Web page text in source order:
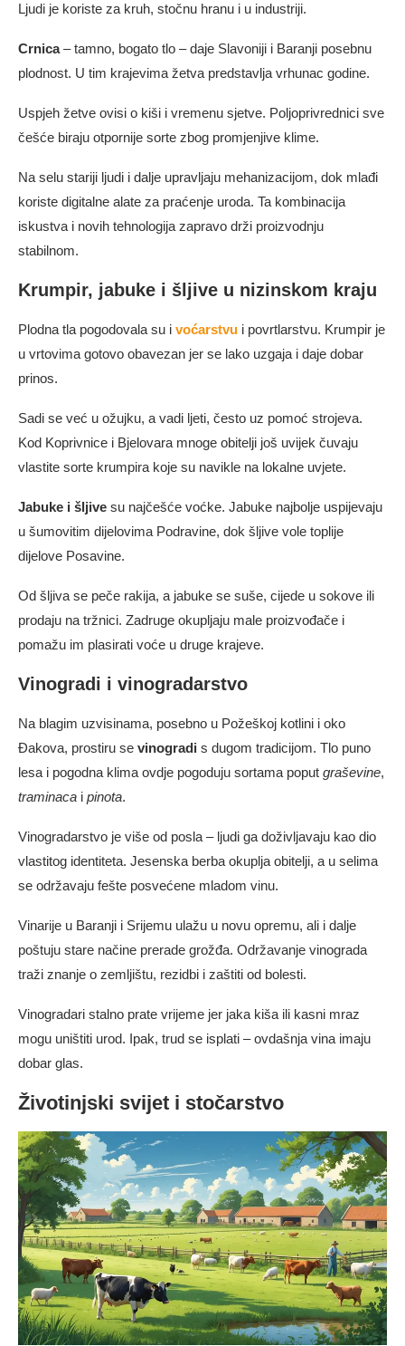
Ljudi je koriste za kruh, stočnu hranu i u industriji.
Crnica– tamno, bogato tlo – daje Slavoniji i Baranji posebnu
plodnost. U tim krajevima žetva predstavlja vrhunac godine.
Uspjeh žetve ovisi o kiši i vremenu sjetve. Poljoprivrednici sve
češće biraju otpornije sorte zbog promjenjive klime.
Na selu stariji ljudi i dalje upravljaju mehanizacijom, dok mlađi
koriste digitalne alate za praćenje uroda. Ta kombinacija
iskustva i novih tehnologija zapravo drži proizvodnju
stabilnom.
Krumpir, jabuke i šljive u nizinskom kraju
Plodna tla pogodovala su i voćarstvu i povrtlarstvu. Krumpir je
u vrtovima gotovo obavezan jer se lako uzgaja i daje dobar
prinos.
Sadi se već u ožujku, a vadi ljeti, često uz pomoć strojeva.
Kod Koprivnice i Bjelovara mnoge obitelji još uvijek čuvaju
vlastite sorte krumpira koje su navikle na lokalne uvjete.
Jabuke i šljive su najčešće voćke. Jabuke najbolje uspijevaju
u šumovitim dijelovima Podravine, dok šljive vole toplije
dijelove Posavine.
Od šljiva se peče rakija, a jabuke se suše, cijede u sokove ili
prodaju na tržnici. Zadruge okupljaju male proizvođače i
pomažu im plasirati voće u druge krajeve.
Vinogradi i vinogradarstvo
Na blagim uzvisinama, posebno u Požeškoj kotlini i oko
Đakova, prostiru se vinogradi s dugom tradicijom. Tlo puno
lesa i pogodna klima ovdje pogoduju sortama poput graševine,
traminaca i pinota.
Vinogradarstvo je više od posla – ljudi ga doživljavaju kao dio
vlastitog identiteta. Jesenska berba okuplja obitelji, a u selima
se održavaju fešte posvećene mladom vinu.
Vinarije u Baranji i Srijemu ulažu u novu opremu, ali i dalje
poštuju stare načine prerade grožđa. Održavanje vinograda
traži znanje o zemljištu, rezidbi i zaštiti od bolesti.
Vinogradari stalno prate vrijeme jer jaka kiša ili kasni mraz
mogu uništiti urod. Ipak, trud se isplati – ovdašnja vina imaju
dobar glas.
Životinjski svijet i stočarstvo